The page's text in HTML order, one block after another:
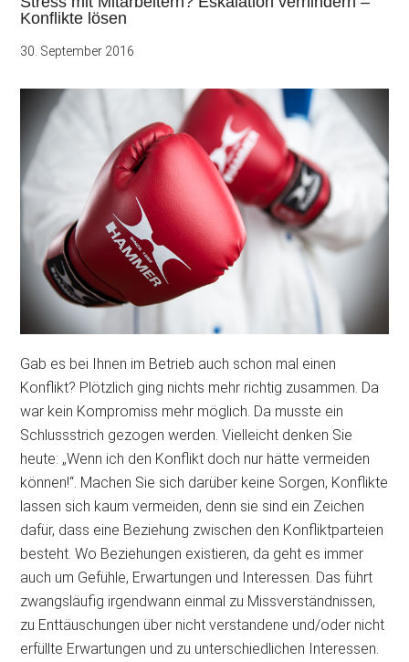
Konflikte lösen
30. September 2016
Gab es bei Ihnen im Betrieb auch schon mal einen
Konflikt? Plötzlich ging nichts mehr richtig zusammen. Da
war kein Kompromiss mehr möglich. Da musste ein
Schlussstrich gezogen werden. Vielleicht denken Sie
heute: „Wenn ich den Konflikt doch nur hätte vermeiden
können!“. Machen Sie sich darüber keine Sorgen, Konflikte
lassen sich kaum vermeiden, denn sie sind ein Zeichen
dafür, dass eine Beziehung zwischen den Konfliktparteien
besteht. Wo Beziehungen existieren, da geht es immer
auch um Gefühle, Erwartungen und Interessen. Das führt
zwangsläufig irgendwann einmal zu Missverständnissen,
zu Enttäuschungen über nicht verstandene und/oder nicht
erfüllte Erwartungen und zu unterschiedlichen Interessen.